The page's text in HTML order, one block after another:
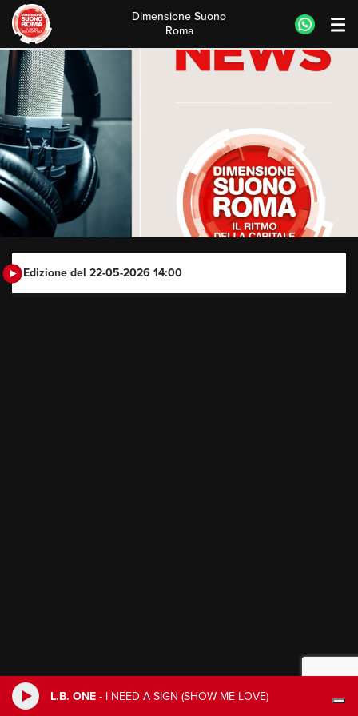
L.B. ONE - I NEED A SIGN (SHOW ME LOVE)
Skip
to
content
Dimensione Suono
Roma
Edizione del 22-05-2026 14:00